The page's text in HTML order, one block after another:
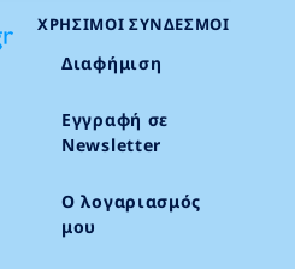
ΧΡΉΣΙΜΟΙ ΣΎΝΔΕΣΜΟΙ
Διαφήμιση
Εγγραφή σε
Newsletter
Ο λογαριασμός
μου